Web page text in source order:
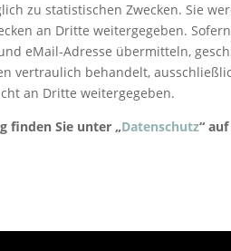
zu statistischen Zwecken. Sie
an Dritte weitergegeben.
eMail-Adresse übermitteln,
vertraulich behandelt,
an Dritte weitergegeben.
finden Sie unter „Datenschutz“